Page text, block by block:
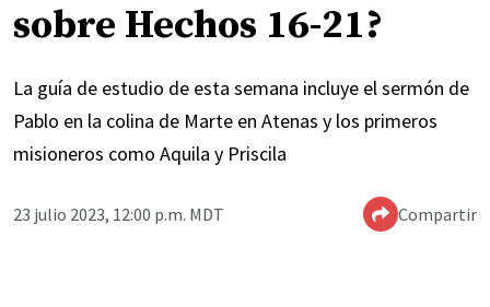
sobre Hechos 16-21?
La guía de estudio de esta semana incluye el sermón de
Pablo en la colina de Marte en Atenas y los primeros
misioneros como Aquila y Priscila
23 julio 2023, 12:00 p.m. MDT Compartir